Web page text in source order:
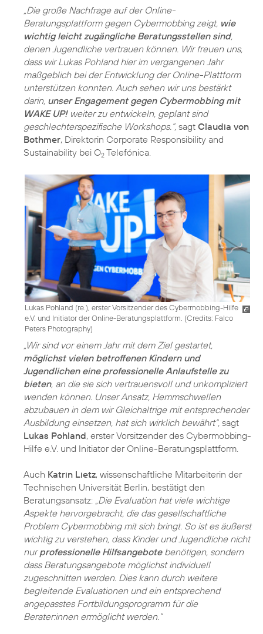
„Die große Nachfrage auf der Online-
Beratungsplattform gegen Cybermobbing zeigt, wie
wichtig leicht zugängliche Beratungsstellen sind,
denen Jugendliche vertrauen können. Wir freuen uns,
dass wir Lukas Pohland hier im vergangenen Jahr
maßgeblich bei der Entwicklung der Online-Plattform
unterstützen konnten. Auch sehen wir uns bestärkt
darin, unser Engagement gegen Cybermobbing mit
WAKE UP!weiter zu entwickeln, geplant sind
geschlechterspezifische Workshops.“, sagt Claudia von
Bothmer, Direktorin Corporate Responsibility and
Sustainability bei O2 Telefónica.
Lukas Pohland (re.), erster Vorsitzender des Cybermobbing-Hilfe
e.V. und Initiator der Online-Beratungsplattform. (Credits: Falco
Peters Photography)
„Wir sind vor einem Jahr mit dem Ziel gestartet,
möglichst vielen betroffenen Kindern und
Jugendlichen eine professionelle Anlaufstelle zu
bieten, an die sie sich vertrauensvoll und unkompliziert
wenden können. Unser Ansatz, Hemmschwellen
abzubauen in dem wir Gleichaltrige mit entsprechender
Ausbildung einsetzen, hat sich wirklich bewährt“, sagt
Lukas Pohland, erster Vorsitzender des Cybermobbing-
Hilfe e.V. und Initiator der Online-Beratungsplattform.
Auch Katrin Lietz, wissenschaftliche Mitarbeiterin der
Technischen Universität Berlin, bestätigt den
Beratungsansatz: „Die Evaluation hat viele wichtige
Aspekte hervorgebracht, die das gesellschaftliche
Problem Cybermobbing mit sich bringt. So ist es äußerst
wichtig zu verstehen, dass Kinder und Jugendliche nicht
nurprofessionelle Hilfsangebotebenötigen, sondern
dass Beratungsangebote möglichst individuell
zugeschnitten werden. Dies kann durch weitere
begleitende Evaluationen und ein entsprechend
angepasstes Fortbildungsprogramm für die
Berater:innen ermöglicht werden.“